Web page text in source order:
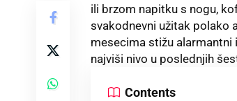
ili brzom napitku s nogu,
svakodnevni užitak polako
mesecima stižu alarmantni
najviši nivo u poslednjih
Contents